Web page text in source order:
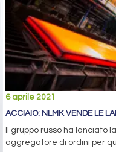
6 aprile 2021
ACCIAIO: NLMK VENDE LE
Il gruppo russo ha lanciato
aggregatore di ordini per